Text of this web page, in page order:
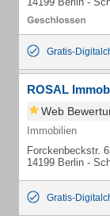
Gratis-
ROSAL
Web
Immobilien
Forckenbeckstr.
14199 Berlin -
Gratis-